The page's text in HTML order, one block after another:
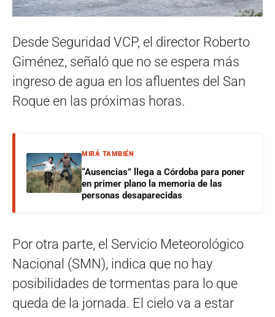
Desde Seguridad VCP, el director Roberto
Giménez, señaló que no se espera más
ingreso de agua en los afluentes del San
Roque en las próximas horas.
MIRÁ TAMBIÉN
“Ausencias” llega a Córdoba para poner
en primer plano la memoria de las
personas desaparecidas
Por otra parte, el Servicio Meteorológico
Nacional (SMN), indica que no hay
posibilidades de tormentas para lo que
queda de la jornada. El cielo va a estar